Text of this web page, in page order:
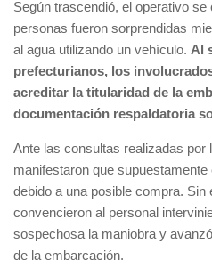
Según trascendió, el operativo
personas fueron sorprendidas
al agua utilizando un vehículo. Al
prefecturianos, los
acreditar la titularidad de la
documentación respaldatoria
Ante las consultas realizadas por
manifestaron que
debido a una posible compra.
convencieron al personal
sospechosa la maniobra y
de la embarcación.